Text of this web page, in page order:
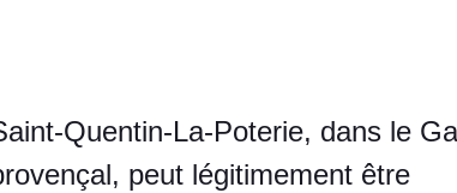
Quentin-La-Poterie, dans le
peut légitimement être